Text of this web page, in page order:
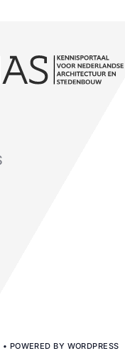
BY WORDPRESS